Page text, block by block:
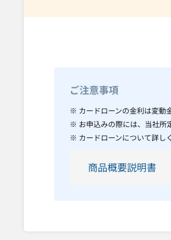
ご注意事項
※ カードローンの金利は変動金
※ お申込みの際には、当社所
※ カードローンについて詳し
商品概要説明書